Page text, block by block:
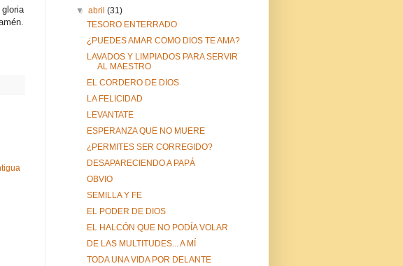
▼abril(31)
TESORO ENTERRADO
¿PUEDES AMAR COMO DIOS TE AMA?
LAVADOS Y LIMPIADOS PARA SERVIR
AL MAESTRO
EL CORDERO DE DIOS
LA FELICIDAD
LEVANTATE
ESPERANZA QUE NO MUERE
¿PERMITES SER CORREGIDO?
DESAPARECIENDO A PAPÁ
OBVIO
SEMILLA Y FE
EL PODER DE DIOS
EL HALCÓN QUE NO PODÍA VOLAR
DE LAS MULTITUDES... A MÍ
TODA UNA VIDA POR DELANTE